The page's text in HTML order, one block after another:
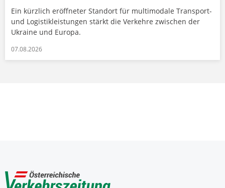
Ein kürzlich eröffneter Standort für multimodale Transport-
und Logistikleistungen stärkt die Verkehre zwischen der
Ukraine und Europa.
07.08.2026